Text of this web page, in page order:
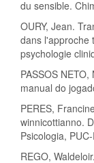
du sensible.
OURY, Jean.
dans l'approche
psychologie
PASSOS
manual do
PERES,
winnicottianno.
Psicologia,
REGO,